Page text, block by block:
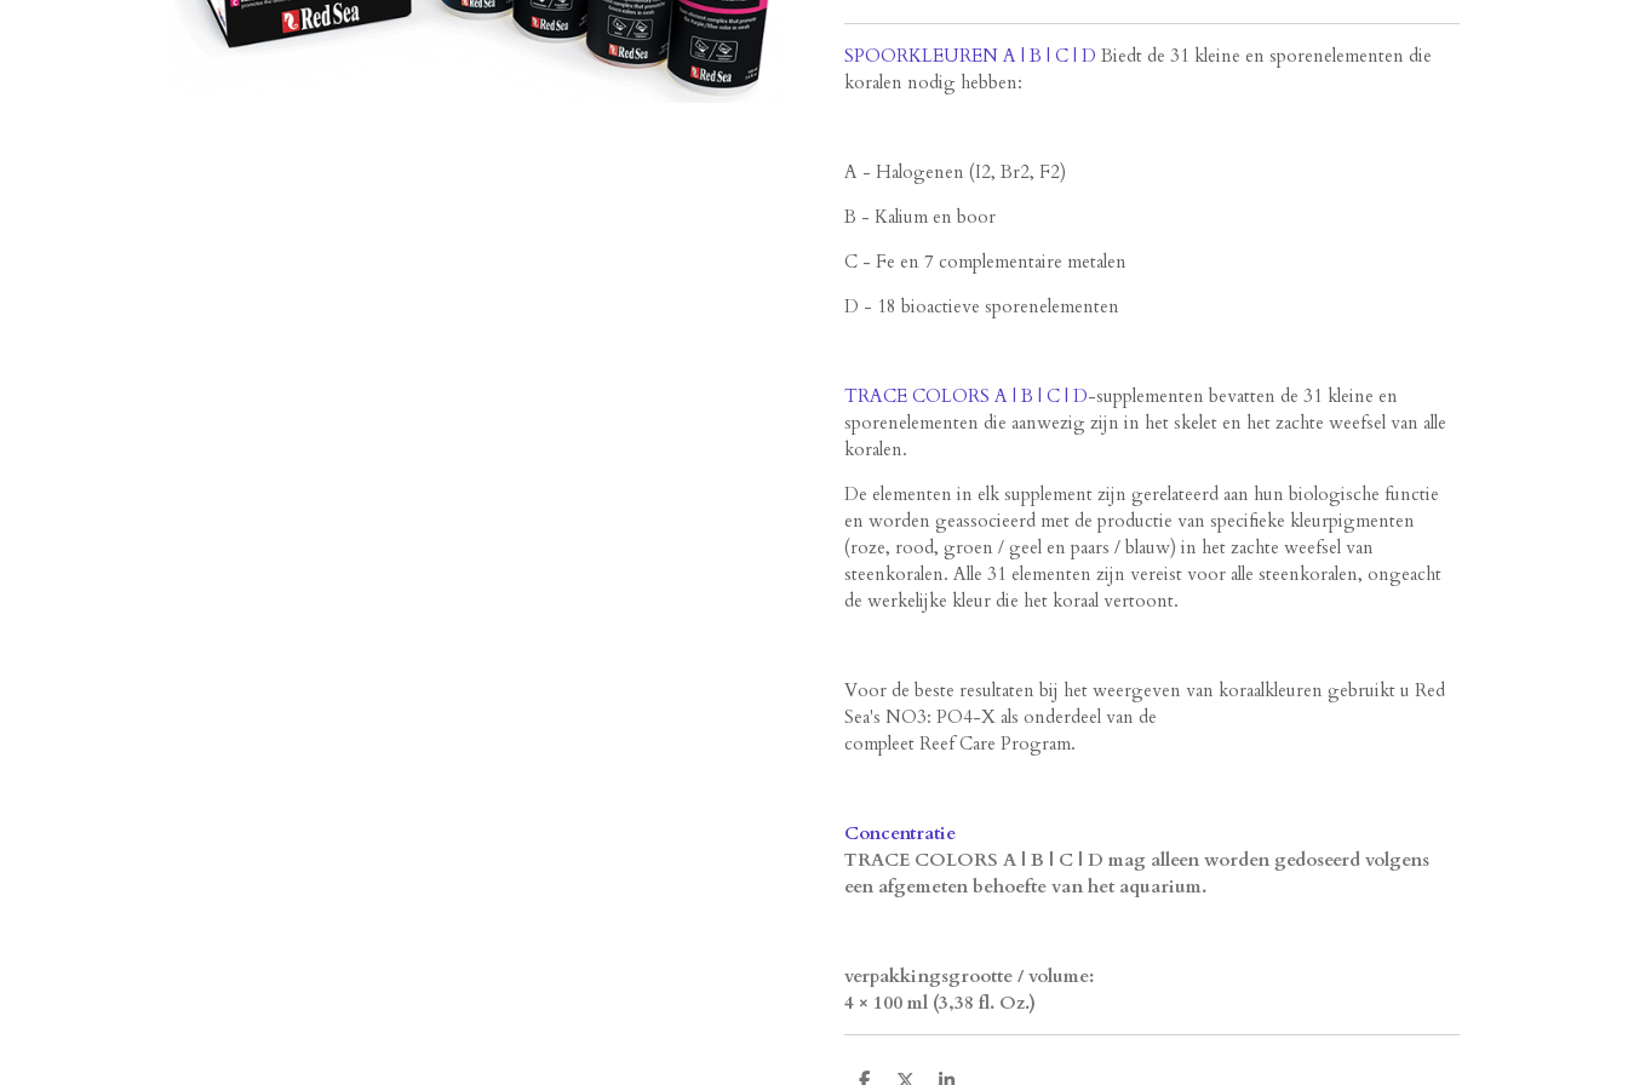
SPOORKLEUREN A | B | C | D Biedt de 31 kleine en sporenelementen die
koralen nodig hebben:
A - Halogenen (I2, Br2, F2)
B - Kalium en boor
C - Fe en 7 complementaire metalen
D - 18 bioactieve sporenelementen
TRACE COLORS A | B | C | D-supplementen bevatten de 31 kleine en
sporenelementen die aanwezig zijn in het skelet en het zachte weefsel van alle
koralen.
De elementen in elk supplement zijn gerelateerd aan hun biologische functie
en worden geassocieerd met de productie van specifieke kleurpigmenten
(roze, rood, groen / geel en paars / blauw) in het zachte weefsel van
steenkoralen. Alle 31 elementen zijn vereist voor alle steenkoralen, ongeacht
de werkelijke kleur die het koraal vertoont.
Voor de beste resultaten bij het weergeven van koraalkleuren gebruikt u Red
Sea's NO3: PO4-X als onderdeel van de
compleet Reef Care Program.
Concentratie
TRACE COLORS A | B | C | D mag alleen worden gedoseerd volgens
een afgemeten behoefte van het aquarium.
verpakkingsgrootte / volume:
4 × 100 ml (3,38 fl. Oz.)